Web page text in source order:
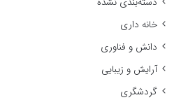
خانه داری
دانش و فناوری
آرایش و زیبایی
گردشگری